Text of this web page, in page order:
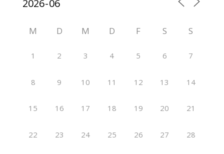
M D M D F S S
1 2 3 4 5 6 7
8 9 10 11 12 13 14
15 16 17 18 19 20 21
22 23 24 25 26 27 28